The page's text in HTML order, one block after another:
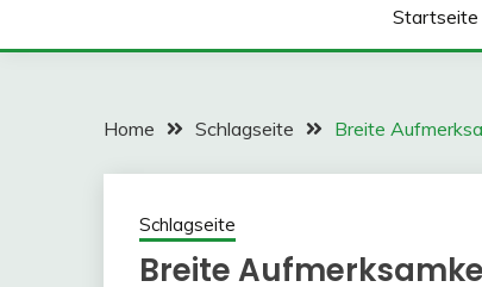
Startseite
Home Schlagseite Breite
Schlagseite
Breite